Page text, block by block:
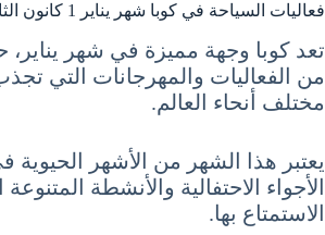
فعاليات السياحة في كوبا شهر يناير 1 كانون الثاني January
تعد كوبا وجهة مميزة في شهر
من الفعاليات والمهرجانات التي
مختلف أنحاء العالم.
يعتبر هذا الشهر من الأشهر الحيوية
الأجواء الاحتفالية والأنشطة
الاستمتاع بها.